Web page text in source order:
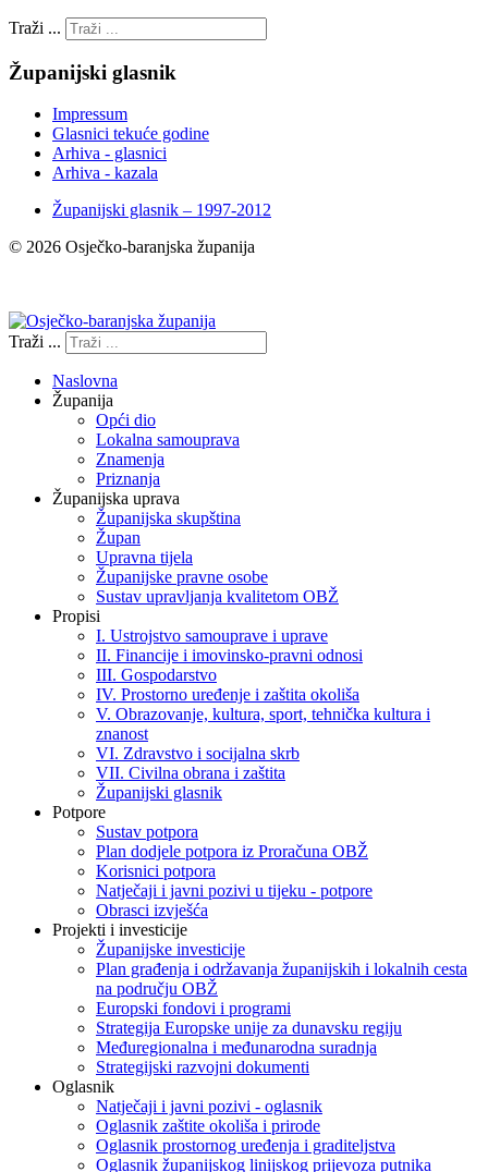
Traži ...
Županijski glasnik
Impressum
Glasnici tekuće godine
Arhiva - glasnici
Arhiva - kazala
Županijski glasnik – 1997-2012
© 2026 Osječko-baranjska županija
Traži ...
Naslovna
Županija
Opći dio
Lokalna samouprava
Znamenja
Priznanja
Županijska uprava
Županijska skupština
Župan
Upravna tijela
Županijske pravne osobe
Sustav upravljanja kvalitetom OBŽ
Propisi
I. Ustrojstvo samouprave i uprave
II. Financije i imovinsko-pravni odnosi
III. Gospodarstvo
IV. Prostorno uređenje i zaštita okoliša
V. Obrazovanje, kultura, sport, tehnička kultura i
znanost
VI. Zdravstvo i socijalna skrb
VII. Civilna obrana i zaštita
Županijski glasnik
Potpore
Sustav potpora
Plan dodjele potpora iz Proračuna OBŽ
Korisnici potpora
Natječaji i javni pozivi u tijeku - potpore
Obrasci izvješća
Projekti i investicije
Županijske investicije
Plan građenja i održavanja županijskih i lokalnih cesta
na području OBŽ
Europski fondovi i programi
Strategija Europske unije za dunavsku regiju
Međuregionalna i međunarodna suradnja
Strategijski razvojni dokumenti
Oglasnik
Natječaji i javni pozivi - oglasnik
Oglasnik zaštite okoliša i prirode
Oglasnik prostornog uređenja i graditeljstva
Oglasnik županijskog linijskog prijevoza putnika